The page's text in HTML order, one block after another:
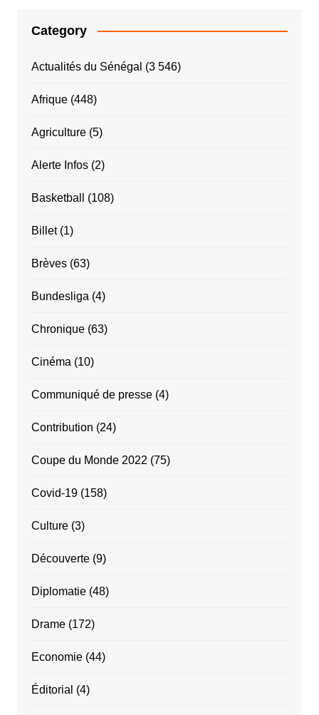
Category
Actualités du Sénégal (3 546)
Afrique(448)
Agriculture(5)
Alerte Infos(2)
Basketball (108)
Billet(1)
Brèves(63)
Bundesliga (4)
Chronique(63)
Cinéma (10)
Communiqué de presse(4)
Contribution (24)
Coupe du Monde 2022 (75)
Covid-19(158)
Culture(3)
Découverte(9)
Diplomatie(48)
Drame(172)
Economie(44)
Éditorial (4)